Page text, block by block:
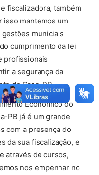
fiscalizadora, também
isso mantemos um
municiais
cumprimento da lei
profissionais
a segurança da
do Crea-PB.
Econômico do
PB já é um grande
com a presença do
da sua fiscalização, e
através de cursos,
nos empenhar no